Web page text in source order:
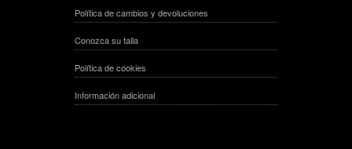
Política de cambios y devoluciones
Conozca su talla
Política de cookies
Información adicional